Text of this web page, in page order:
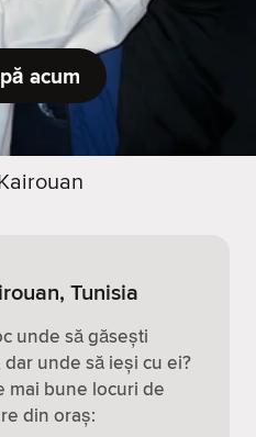
acum
Kairouan
Tunisia
unde să găsești
unde să ieși cu ei?
mai bune locuri de
din oraș: